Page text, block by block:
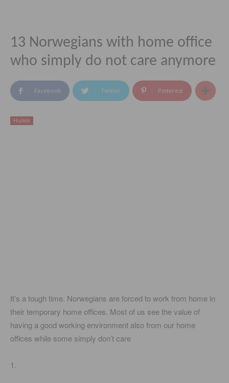
13 Norwegians with home office
who simply do not care anymore
Facebook Twitter Pinterest
Humor
It’s a tough time. Norwegians are forced to work from home in
their temporary home offices. Most of us see the value of
having a good working environment also from our home
offices while some simply don’t care
1.